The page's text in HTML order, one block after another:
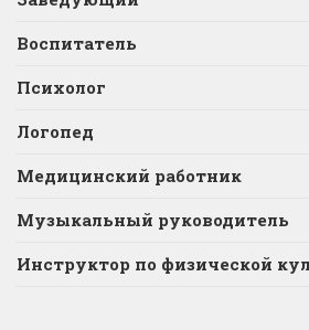
Воспитатель
Психолог
Логопед
Медицинский работник
Музыкальный руководитель
Инструктор по физической